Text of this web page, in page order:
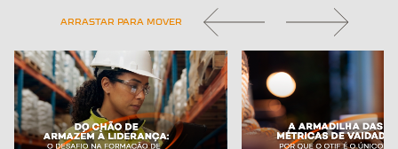
ARRASTAR PARA MOVER